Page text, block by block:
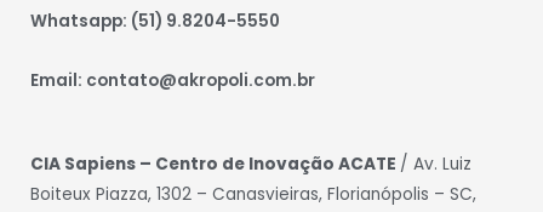
Whatsapp: (51) 9.8204-5550
Email: contato@akropoli.com.br
CIA Sapiens – Centro de Inovação ACATE / Av. Luiz
Boiteux Piazza, 1302 – Canasvieiras, Florianópolis – SC,